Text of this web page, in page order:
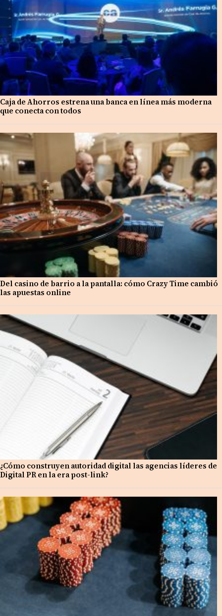
Caja de Ahorros estrena una banca en línea más moderna
que conecta con todos
Del casino de barrio a la pantalla: cómo Crazy Time cambió
las apuestas online
¿Cómo construyen autoridad digital las agencias líderes de
Digital PR en la era post-link?